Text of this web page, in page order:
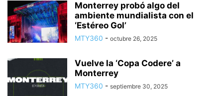
Monterrey probó algo del
ambiente mundialista con el
‘Estéreo Gol’
MTY360 - octubre 26, 2025
Vuelve la ‘Copa Codere’ a
Monterrey
MTY360 - septiembre 30, 2025